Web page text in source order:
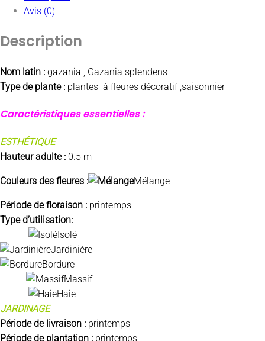
Avis (0)
Description
Nom latin : gazania , Gazania splendens
Type de plante : plantes à fleures décoratif ,saisonnier
Caractéristiques essentielles :
ESTHÉTIQUE
Hauteur adulte : 0.5 m
Couleurs des fleures : Mélange
Période de floraison : printemps
Type d’utilisation:
Isolé
Jardinière
Bordure
Massif
Haie
JARDINAGE
Période de livraison : printemps
Période de plantation : printemps